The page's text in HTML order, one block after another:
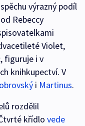
výrazný podíl
Rebeccy
Violet,
figuruje i v
knihkupectví. V
i Martinus.
rozdělil
křídlo vede